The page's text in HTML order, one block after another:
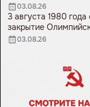
03.08.26
3 августа 1980 года
закрытие
03.08.26